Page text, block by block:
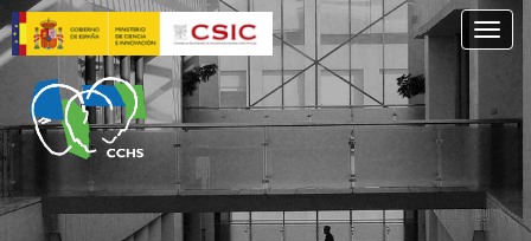
Pasar
al
contenido
principal